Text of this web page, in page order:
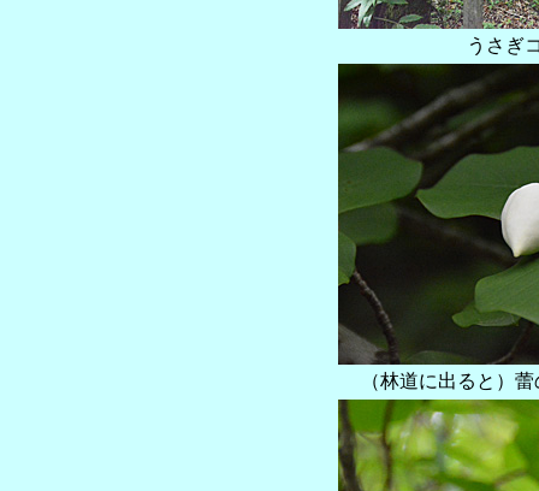
うさぎ
（林道に出ると）